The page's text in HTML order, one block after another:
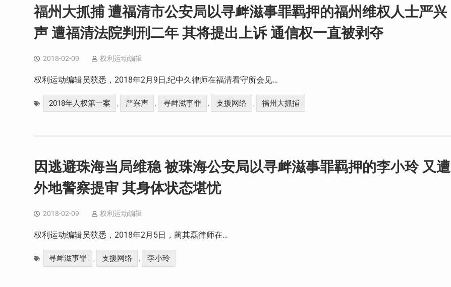
福州大抓捕 遭福清市公安局以寻衅滋事罪羁押的福州维权人士严兴
声 遭福清法院判刑二年 其将提出上诉 通信权一直被剥夺
2018-02-09 权利运动编辑
权利运动编辑员获悉，2018年2月9日,纪中久律师在福清看守所会见…
2018年人权第一案 , 严兴声 , 寻衅滋事罪 , 支援网络 , 福州大抓捕
因逃避珠海当局维稳 被珠海公安局以寻衅滋事罪羁押的李小玲 又遭
外地警察提审 其身体状态堪忧
2018-02-09 权利运动编辑
权利运动编辑员获悉，2018年2月5日，蔺其磊律师在…
寻衅滋事罪 , 支援网络 , 李小玲